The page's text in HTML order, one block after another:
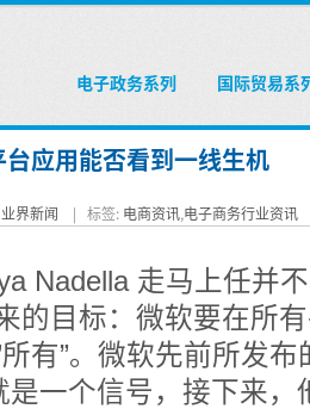
电子政务系列 国际贸易系
应用能否看到一线生机
业界新闻 | 标签: 电商资讯,电子商务行业资讯
Nadella 走马上任并
的目标：微软要在所
有”。微软先前所发
是一个信号，接下来，